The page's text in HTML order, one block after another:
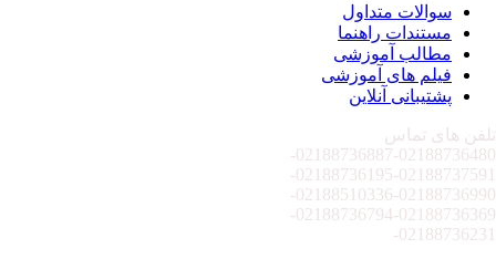
سوالات متداول
مستندات راهنما
مطالب آموزشی
فیلم های آموزشی
پشتیبانی آنلاین
تلفن های تماس
02188736887-02188736480-
02188736195-02188737591-
02188510336-02188736990-
02188736794-02188736369-
02188736231-